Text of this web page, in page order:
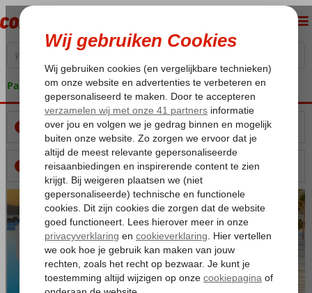
Pakketgarantie
0 BEKEKEN REIZEN
0 BEWAARDE REIZEN
info